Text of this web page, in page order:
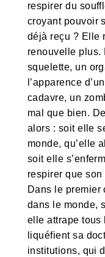
respirer du
croyant pouvoir
déjà reçu ? Elle
renouvelle plus.
squelette, un
l’apparence
cadavre, un
mal que bien.
alors : soit elle
monde, qu’elle
soit elle
respirer que son
Dans le premier
dans le monde,
elle attrape tous
liquéfient sa
institutions, qui